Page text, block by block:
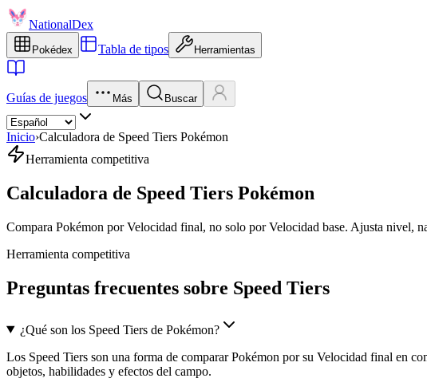
NationalDex
Pokédex Tabla de tipos Herramientas
Guías de juegos Más Buscar
Inicio›Calculadora de Speed Tiers Pokémon
Herramienta competitiva
Calculadora de Speed Tiers Pokémon
Compara Pokémon por Velocidad final, no solo por Velocidad base. Ajusta nivel,
Herramienta competitiva
Preguntas frecuentes sobre Speed Tiers
¿Qué son los Speed Tiers de Pokémon?
Los Speed Tiers son una forma de comparar Pokémon por su Velocidad final en
objetos, habilidades y efectos del campo.